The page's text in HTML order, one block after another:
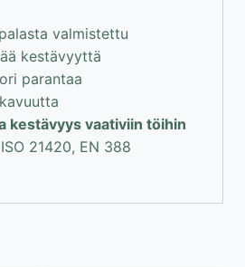
valmistettu
kestävyyttä
parantaa
kestävyys vaativiin töihin
21420, EN 388